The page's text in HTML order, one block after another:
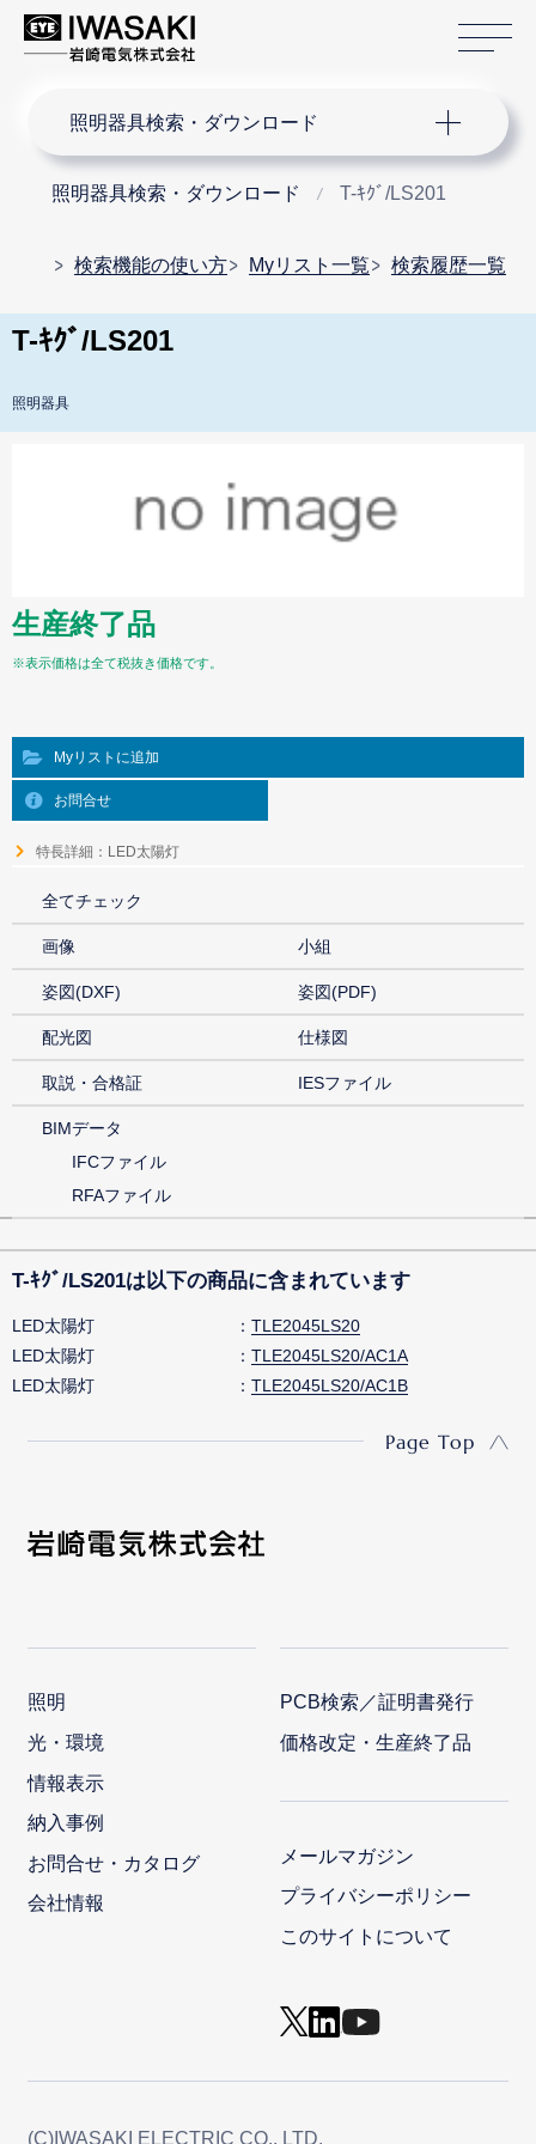
照明器具検索・ダウンロード
照明器具検索・ダウンロード T-ｷｸﾞ/LS201
検索機能の使い方 Myリスト一覧 検索履歴一覧
T-ｷｸﾞ/LS201
照明器具
生産終了品
※表示価格は全て税抜き価格です。
Myリストに追加
お問合せ
特長詳細：LED太陽灯
全てチェック
画像 小組
姿図(DXF) 姿図(PDF)
配光図 仕様図
取説・合格証 IESファイル
BIMデータ
IFCファイル
RFAファイル
T-ｷｸﾞ/LS201は以下の商品に含まれています
LED太陽灯
TLE2045LS20
LED太陽灯
TLE2045LS20/AC1A
LED太陽灯
TLE2045LS20/AC1B
Page Top
照明
光・環境
情報表示
納入事例
お問合せ・カタログ
会社情報
PCB検索／証明書発行
価格改定・生産終了品
メールマガジン
プライバシーポリシー
このサイトについて
(C)IWASAKI ELECTRIC CO., LTD.